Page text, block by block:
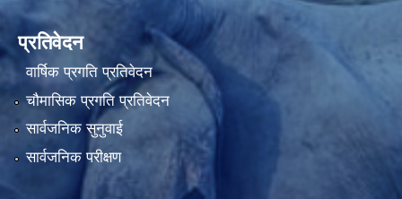
प्रतिवेदन
वार्षिक प्रगति प्रतिवेदन
चौमासिक प्रगति प्रतिवेदन
सार्वजनिक सुनुवाई
सार्वजनिक परीक्षण